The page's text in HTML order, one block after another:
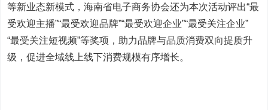
等新业态新模式，海南省电子商务协会还为本次活动评出“最
受欢迎主播”“最受欢迎品牌”“最受欢迎企业”“最受关注企业”
“最受关注短视频”等奖项，助力品牌与品质消费双向提质升
级，促进全域线上线下消费规模有序增长。